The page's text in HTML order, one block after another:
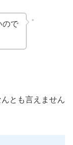
ので
とも言えません